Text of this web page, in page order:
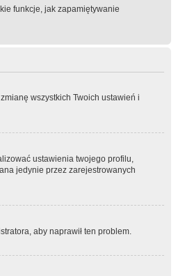
funkcje, jak zapamiętywanie
wszystkich Twoich ustawień i
ustawienia twojego profilu,
jedynie przez zarejestrowanych
aby naprawił ten problem.